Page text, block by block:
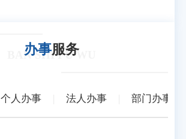
办事服务
BAN SHI FU WU
个人办事 法人办事 部门办事